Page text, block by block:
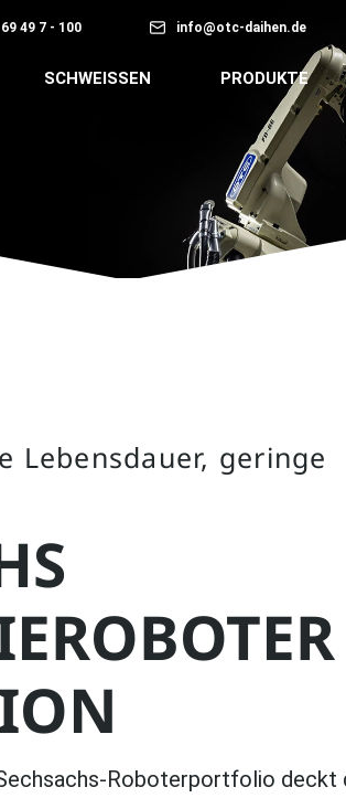
49 7 - 100 info@otc-daihen.de
SCHWEISSEN PRODUKTE
Lebensdauer, geringe
Roboterportfolio deckt